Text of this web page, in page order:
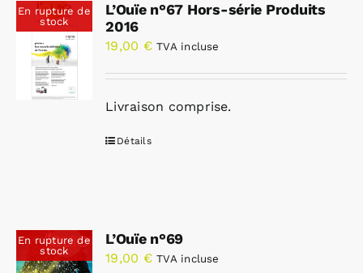
Annonces emploi
En rupture de
stock
L’Ouïe n°67 Hors-série Produits
2016
19,00 € TVA incluse
Livraison comprise.
Détails
En rupture de
stock
L’Ouïe n°69
19,00 € TVA incluse